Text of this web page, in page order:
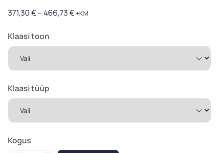
371,30€–466,73€Price
through
+KM
Klaasi toon
Klaasi tüüp
Kogus